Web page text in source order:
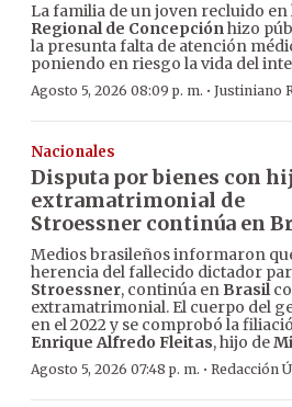
La familia de un joven recluido en
Regional de Concepciónhizo
la presunta falta de atención
poniendo en riesgo la vida del
Agosto 5, 2026 08:09 p. m. · Justiniano
Nacionales
Disputa por bienes con
extramatrimonial de
Stroessner continúa en
Medios brasileños informaron
herencia del fallecido dictador
Stroessner, continúa en Brasil
extramatrimonial. El cuerpo del
en el 2022 y se comprobó la
Enrique Alfredo Fleitas, hijo de
Agosto 5, 2026 07:48 p. m. · Redacción